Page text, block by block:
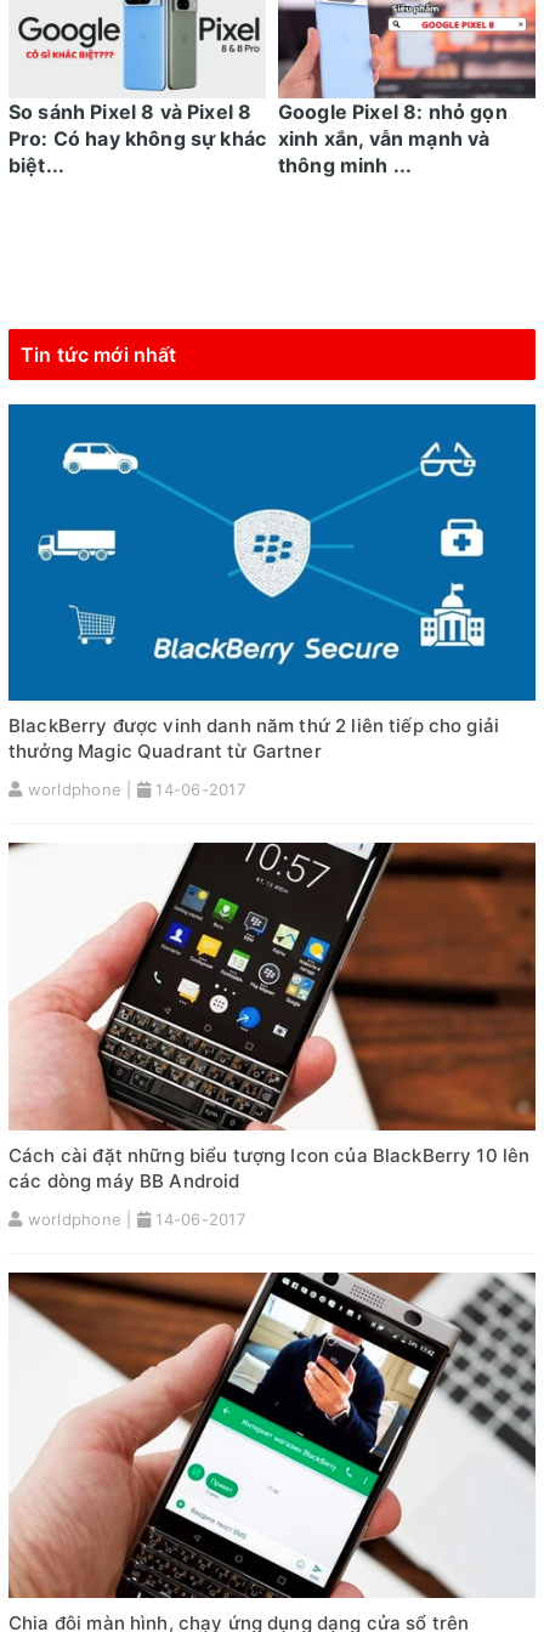
So sánh Pixel 8 và Pixel 8
Pro: Có hay không sự khác
biệt...
Google Pixel 8: nhỏ gọn
xinh xắn, vẫn mạnh và
thông minh ...
Tin tức mới nhất
BlackBerry được vinh danh năm thứ 2 liên tiếp cho giải
thưởng Magic Quadrant từ Gartner
worldphone | 14-06-2017
Cách cài đặt những biểu tượng Icon của BlackBerry 10 lên
các dòng máy BB Android
worldphone | 14-06-2017
Chia đôi màn hình, chạy ứng dụng dạng cửa sổ trên